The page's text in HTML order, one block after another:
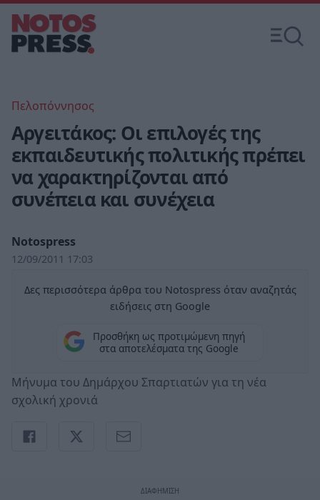
Πελοπόννησος
Αργειτάκος: Οι επιλογές της
εκπαιδευτικής πολιτικής πρέπει
να χαρακτηρίζονται από
συνέπεια και συνέχεια
Notospress
12/09/2011 17:03
Δες περισσότερα άρθρα του Notospress όταν αναζητάς
ειδήσεις στη Google
Προσθήκη ως προτιμώμενη πηγή
στα αποτελέσματα της Google
Μήνυμα του Δημάρχου Σπαρτιατών για τη νέα
σχολική χρονιά